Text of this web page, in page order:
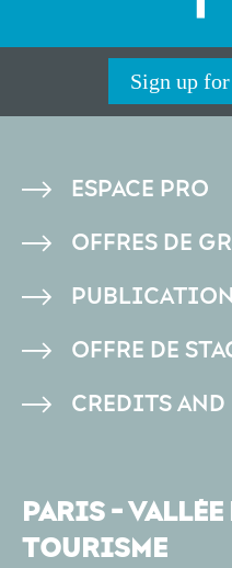
Sign up
PIED
DE
ESPACE PRO
OFFRES DE
OFFRE DE
CREDITS
PARIS - VALLÉE
TOURISME